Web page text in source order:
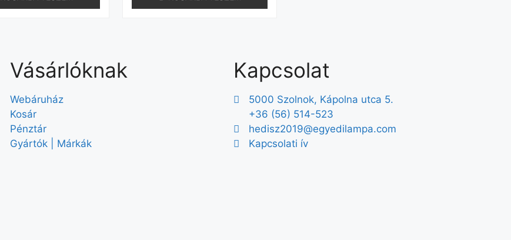
Vásárlóknak
Webáruház
Kosár
Pénztár
Gyártók | Márkák
Kapcsolat
5000 Szolnok, Kápolna utca 5.
+36 (56) 514-523
hedisz2019@egyedilampa.com
Kapcsolati ív